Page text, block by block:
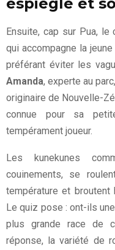
Ensuite, cap sur Pua, le
qui accompagne la
préférant éviter les
Amanda, experte au
originaire de Nouvelle-
connue pour sa
tempérament joueur.
Les kunekunes
couinements, se
température et broutent
Le quiz pose : ont-ils
plus grande race de
réponse, la variété de